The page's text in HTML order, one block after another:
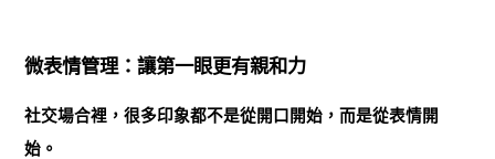
微表情管理：讓第一眼更有親和力
社交場合裡，很多印象都不是從開口開始，而是從表情開
始。